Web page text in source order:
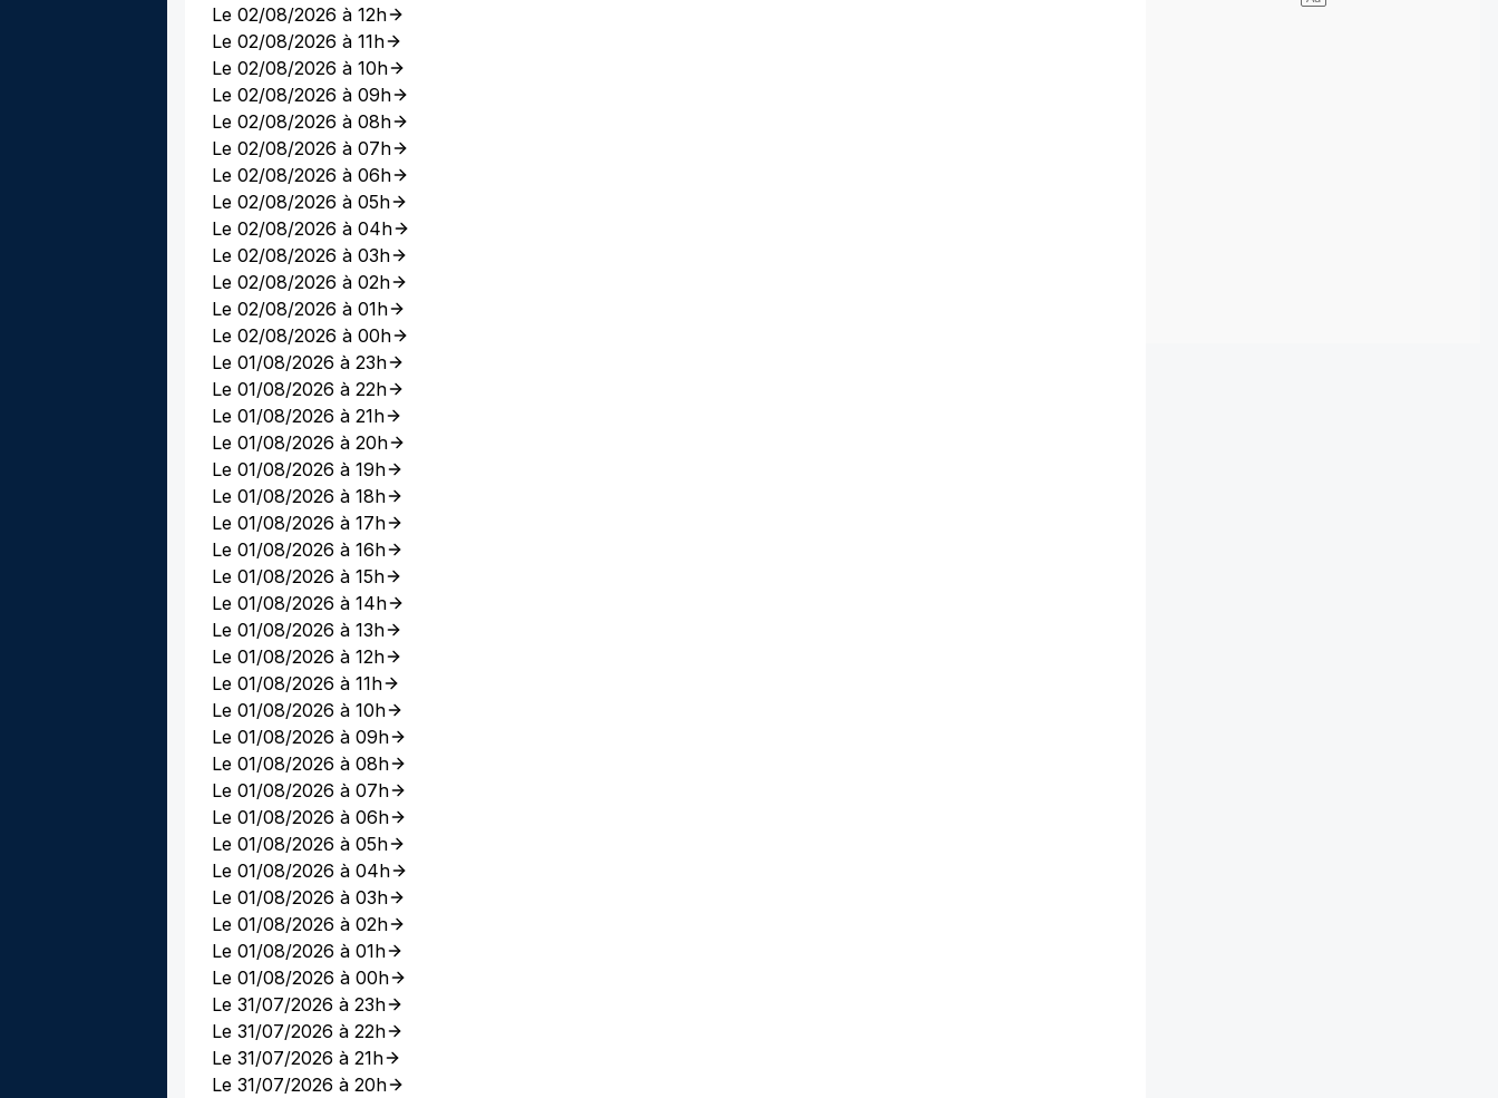
Le 02/08/2026 à 12h
Le 02/08/2026 à 11h
Le 02/08/2026 à 10h
Le 02/08/2026 à 09h
Le 02/08/2026 à 08h
Le 02/08/2026 à 07h
Le 02/08/2026 à 06h
Le 02/08/2026 à 05h
Le 02/08/2026 à 04h
Le 02/08/2026 à 03h
Le 02/08/2026 à 02h
Le 02/08/2026 à 01h
Le 02/08/2026 à 00h
Le 01/08/2026 à 23h
Le 01/08/2026 à 22h
Le 01/08/2026 à 21h
Le 01/08/2026 à 20h
Le 01/08/2026 à 19h
Le 01/08/2026 à 18h
Le 01/08/2026 à 17h
Le 01/08/2026 à 16h
Le 01/08/2026 à 15h
Le 01/08/2026 à 14h
Le 01/08/2026 à 13h
Le 01/08/2026 à 12h
Le 01/08/2026 à 11h
Le 01/08/2026 à 10h
Le 01/08/2026 à 09h
Le 01/08/2026 à 08h
Le 01/08/2026 à 07h
Le 01/08/2026 à 06h
Le 01/08/2026 à 05h
Le 01/08/2026 à 04h
Le 01/08/2026 à 03h
Le 01/08/2026 à 02h
Le 01/08/2026 à 01h
Le 01/08/2026 à 00h
Le 31/07/2026 à 23h
Le 31/07/2026 à 22h
Le 31/07/2026 à 21h
Le 31/07/2026 à 20h